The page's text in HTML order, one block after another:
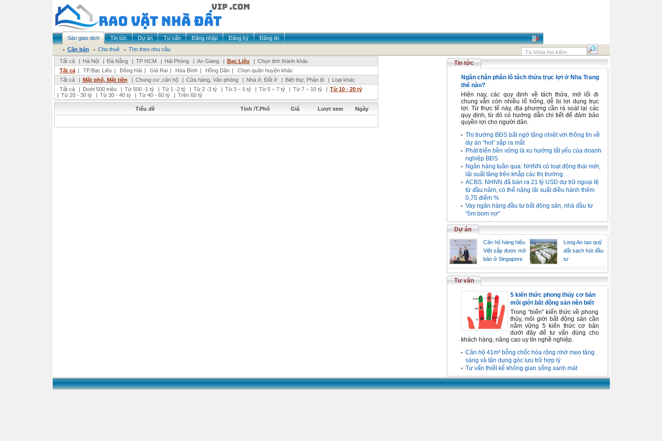
Sàn giao dịch Tin tức Dự án Tư vấn Đăng nhập Đăng ký
Đăng tin
Cần bán
Cho thuê
Tìm theo nhu cầu
Tất cả
| Hà Nội | Đà Nẵng | TP HCM | Hải Phòng | An Giang | Bạc Liêu | Chọn tỉnh thành khác
Tất cả | TP.Bạc Liêu | Đông Hải | Giá Rai | Hòa Bình | Hồng Dân |
Chọn quận huyện khác
Tất cả
| Mặt phố, Mặt tiền | Chung cư ,căn hộ | Cửa hàng, Văn phòng | Nhà ở, Đất ở | Biệt thự, Phân lô | Loại khác
Tất cả
| Dưới 500 triệu | Từ 500 -1 tỷ | Từ 1 -2 tỷ | Từ 2 -3 tỷ | Từ 3 – 5 tỷ | Từ 5 – 7 tỷ | Từ 7 – 10 tỷ | Từ 10 - 20 tỷ
| Từ 20 - 30 tỷ | Từ 30 - 40 tỷ | Từ 40 - 60 tỷ | Trên 60 tỷ
Tiêu đề Tỉnh /T.Phố Giá Lượt xem Ngày
Tin tức
Ngăn chặn phân lô tách thửa trục lợi ở Nha Trang
thế nào?
Hiện nay, các quy định về tách thửa, mở lối đi
chung vẫn còn nhiều lổ hổng, dễ bị lợi dụng trục
lợi. Từ thực tế này, địa phương cần rà soát lại các
quy định, từ đó có hướng dẫn chi tiết để đảm bảo
quyền lợi cho người dân.
Thị trường BĐS bất ngờ tăng nhiệt với thông tin về
dự án “hot” sắp ra mắt
Phát triển bền vững là xu hướng tất yếu của doanh
nghiệp BĐS
Ngân hàng tuần qua: NHNN có loạt động thái mới,
lãi suất tăng trên khắp các thị trường
ACBS: NHNN đã bán ra 21 tỷ USD dự trữ ngoại tệ
từ đầu năm, có thể nâng lãi suất điều hành thêm
0,75 điểm %
Vay ngân hàng đầu tư bất động sản, nhà đầu tư
"ôm bom nợ"
Dự án
Căn hộ hàng hiệu
Việt sắp được mở
bán ở Singapore
Long An tạo quỹ
đất sạch hút đầu
tư
Tư vấn
5 kiến thức phong thủy cơ bản
môi giới bất động sản nên biết
Trong “biển” kiến thức về phong
thủy, môi giới bất động sản cần
nắm vững 5 kiến thức cơ bản
dưới đây để tư vấn đúng cho
khách hàng, nâng cao uy tín nghề nghiệp.
Căn hộ 41m² bỗng chốc hóa rộng nhờ mẹo tăng
sáng và tận dụng góc lưu trữ hợp lý
Tư vấn thiết kế không gian sống xanh mát